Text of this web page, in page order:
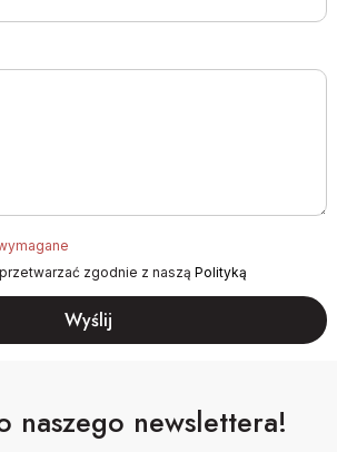
zgodnie z naszą Polityką
naszego newslettera!